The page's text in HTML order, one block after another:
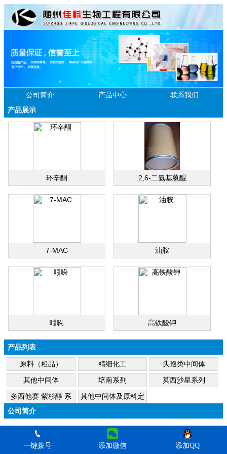
公司简介 产品中心
联系我们
产品展示
环辛酮 2,6-二氨基蒽醌
7-MAC 油胺
吲哚 高铁酸钾
产品列表
原料（粗品） 精细化工
头孢类中间体
其他中间体
培南系列
莫西沙星系列
多西他赛 紫杉醇 系
其他中间体及原料定
公司简介
一键拨号 添加微信 添加QQ